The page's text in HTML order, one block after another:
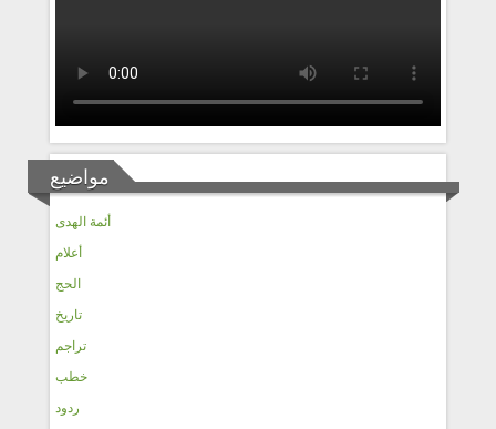
مواضيع
أئمة الهدى
أعلام
الحج
تاريخ
تراجم
خطب
ردود